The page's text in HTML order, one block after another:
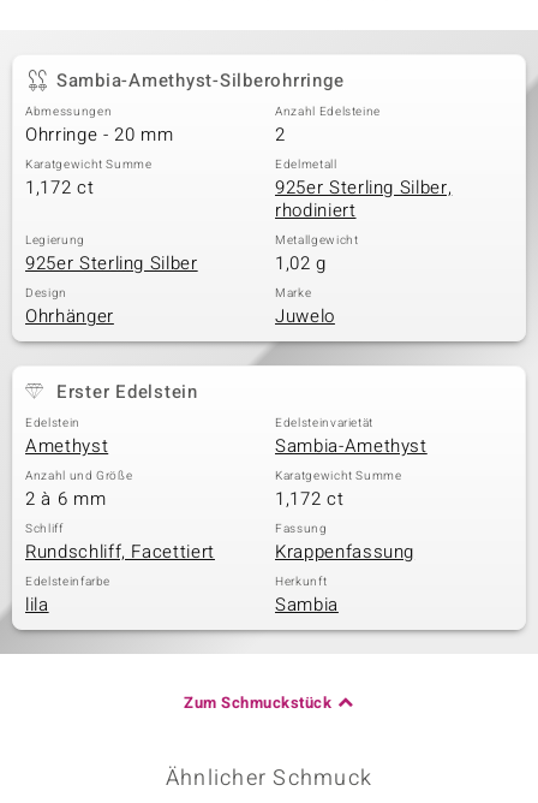
Sambia-Amethyst-Silberohrringe
Abmessungen
Ohrringe - 20 mm
Anzahl Edelsteine
2
Karatgewicht Summe
1,172 ct
Edelmetall
925er Sterling Silber,
rhodiniert
Legierung
925er Sterling Silber
Metallgewicht
1,02 g
Design
Ohrhänger
Marke
Juwelo
Erster Edelstein
Edelstein
Amethyst
Edelsteinvarietät
Sambia-Amethyst
Anzahl und Größe
2 à 6 mm
Karatgewicht Summe
1,172 ct
Schliff
Rundschliff, Facettiert
Fassung
Krappenfassung
Edelsteinfarbe
lila
Herkunft
Sambia
Zum Schmuckstück
Ähnlicher Schmuck